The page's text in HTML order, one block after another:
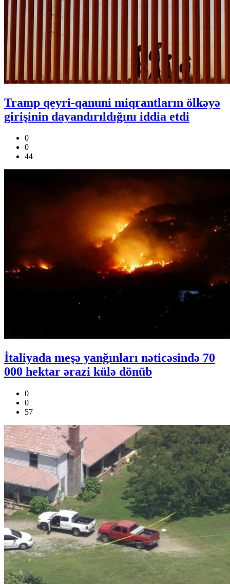
Tramp qeyri-qanuni miqrantların ölkəyə
girişinin dayandırıldığını iddia etdi
0
0
44
İtaliyada meşə yanğınları nəticəsində 70
000 hektar ərazi külə dönüb
0
0
57